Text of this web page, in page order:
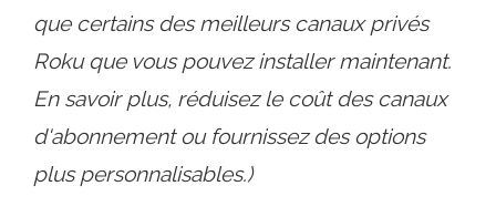
que certains des meilleurs canaux privés
Roku que vous pouvez installer maintenant.
En savoir plus, réduisez le coût des canaux
d'abonnement ou fournissez des options
plus personnalisables.)